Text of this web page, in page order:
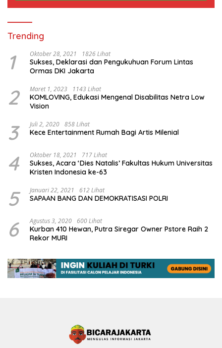
Trending
1 Oktober 28, 2021 1826 Lihat
Sukses, Deklarasi dan Pengukuhuan Forum Lintas
Ormas DKI Jakarta
2 Maret 1, 2023 1143 Lihat
KOMLOVING, Edukasi Mengenal Disabilitas Netra Low
Vision
3 Juli 2, 2020 858 Lihat
Kece Entertainment Rumah Bagi Artis Milenial
4 Oktober 18, 2021 717 Lihat
Sukses, Acara ‘Dies Natalis’ Fakultas Hukum Universitas
Kristen Indonesia ke-63
5 Januari 22, 2021 612 Lihat
SAPAAN BANG DAN DEMOKRATISASI POLRI
6 Agustus 3, 2020 600 Lihat
Kurban 410 Hewan, Putra Siregar Owner Pstore Raih 2
Rekor MURI